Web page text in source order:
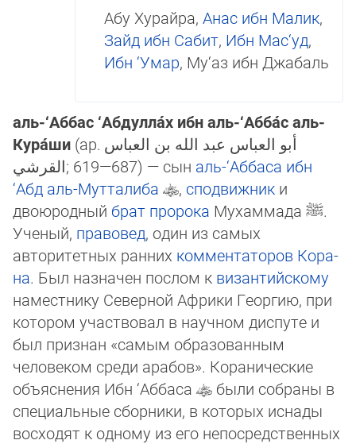
Абу Хурайра, Анас ибн Малик,
Зайд ибн Сабит, Ибн Мас‘уд,
Ибн ‘Умар, Му‘аз ибн Джабаль
аль-‘Аббас ‘Абдулла́х ибн аль-‘Абба́с аль-
Кура́ши (ар. أبو العباس عبد الله بن العباس
القرشي‎; 619—687) — сын аль-‘Аб­ба­са ибн
‘Абд аль-Мутталиба
, сподвижник и
двоюродный брат пророка Му­хам­ма­да ﷺ.
Ученый, правовед, один из самых
авторитетных ранних комментаторов Ко­ра­
на. Был наз­на­чен послом к византийскому
наместнику Северной Африки Ге­ор­гию, при
кото­ром учас­твовал в научном диспуте и
был признан «самым образован­ным
челове­ком сре­ди ара­бов». Коранические
объяснения Ибн ‘Аббаса
были собра­ны в
специаль­ные сбор­ники, в которых иснады
восходят к одному из его непосред­ст­вен­ных